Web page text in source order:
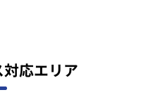
応エリア